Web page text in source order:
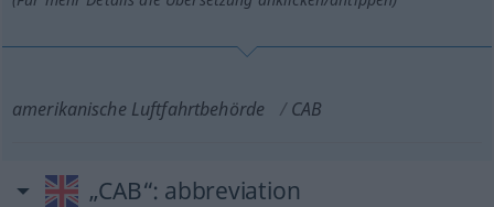
amerikanische Luftfahrtbehörde CAB
„CAB“: abbreviation